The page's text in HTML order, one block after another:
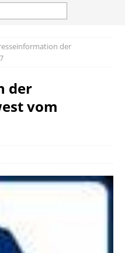
der
der
vom